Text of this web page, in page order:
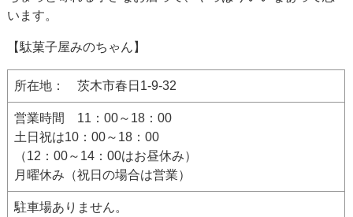
います。
【駄菓子屋みのちゃん】
所在地： 茨木市春日1-9-32
営業時間 11：00～18：00
土日祝は10：00～18：00
（12：00～14：00はお昼休み）
月曜休み（祝日の場合は営業）
駐車場ありません。